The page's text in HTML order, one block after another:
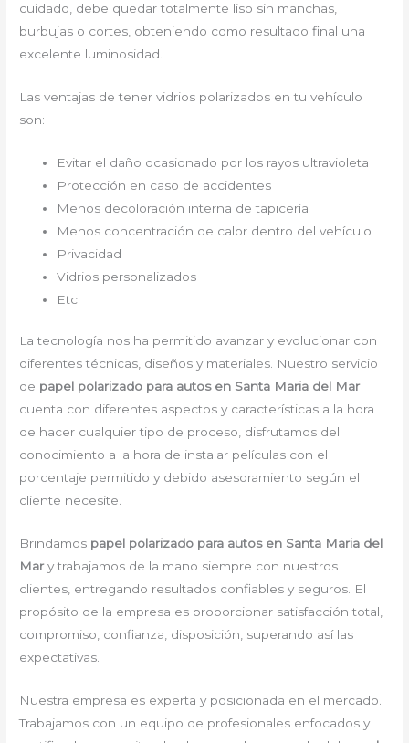
cuidado, debe quedar totalmente liso sin manchas,
burbujas o cortes, obteniendo como resultado final una
excelente luminosidad.
Las ventajas de tener vidrios polarizados en tu vehículo
son:
Evitar el daño ocasionado por los rayos ultravioleta
Protección en caso de accidentes
Menos decoloración interna de tapicería
Menos concentración de calor dentro del vehículo
Privacidad
Vidrios personalizados
Etc.
La tecnología nos ha permitido avanzar y evolucionar con
diferentes técnicas, diseños y materiales. Nuestro servicio
de papel polarizado para autos en Santa Maria del Mar
cuenta con diferentes aspectos y características a la hora
de hacer cualquier tipo de proceso, disfrutamos del
conocimiento a la hora de instalar películas con el
porcentaje permitido y debido asesoramiento según el
cliente necesite.
Brindamos papel polarizado para autos en Santa Maria del
Mary trabajamos de la mano siempre con nuestros
clientes, entregando resultados confiables y seguros. El
propósito de la empresa es proporcionar satisfacción total,
compromiso, confianza, disposición, superando así las
expectativas.
Nuestra empresa es experta y posicionada en el mercado.
Trabajamos con un equipo de profesionales enfocados y